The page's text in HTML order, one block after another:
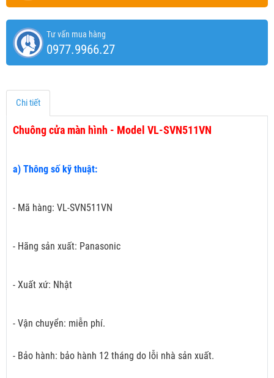
Tư vấn mua hàng
0977.9966.27
Chi tiết
Chuông cửa màn hình - Model VL-SVN511VN
a) Thông số kỹ thuật:
- Mã hàng: VL-SVN511VN
- Hãng sản xuất: Panasonic
- Xuất xứ: Nhật
- Vận chuyển: miễn phí.
- Bảo hành: bảo hành 12 tháng do lỗi nhà sản xuất.